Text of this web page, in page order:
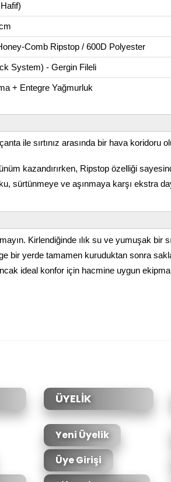
Comb Ripstop / 600D Polyester
System) - Gergin Fileli
+ Entegre Yağmurluk
ile sırtınız arasında bir hava
kazandırırken, Ripstop özelliği
sürtünmeye ve aşınmaya karşı ekstra
Kirlendiğinde ılık su ve yumuşak bir
bir yerde tamamen kuruduktan sonra
ideal konfor için hacmine uygun
ÜYELİK
Yeni Üyelik
Üye Girişi